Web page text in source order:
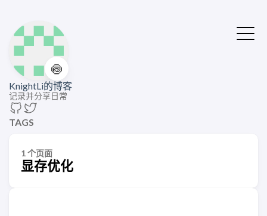
🍥
KnightLi的博客
记录并分享日常
TAGS
1 个页面
显存优化